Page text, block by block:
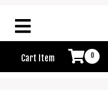
Cart Item 0